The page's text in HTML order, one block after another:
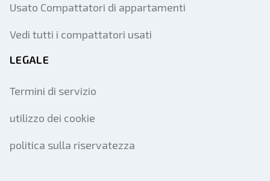
Usato Compattatori di appartamenti
Vedi tutti i compattatori usati
LEGALE
Termini di servizio
utilizzo dei cookie
politica sulla riservatezza